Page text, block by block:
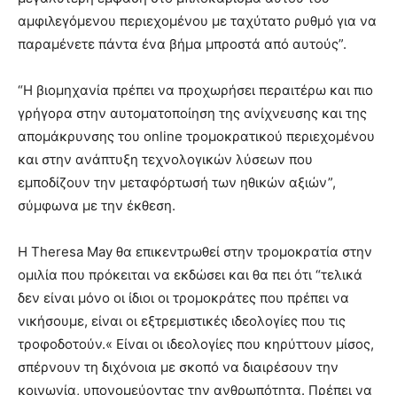
αμφιλεγόμενου περιεχομένου με ταχύτατο ρυθμό για να
παραμένετε πάντα ένα βήμα μπροστά από αυτούς”.
“Η βιομηχανία πρέπει να προχωρήσει περαιτέρω και πιο
γρήγορα στην αυτοματοποίηση της ανίχνευσης και της
απομάκρυνσης του online τρομοκρατικού περιεχομένου
και στην ανάπτυξη τεχνολογικών λύσεων που
εμποδίζουν την μεταφόρτωσή των ηθικών αξιών”,
σύμφωνα με την έκθεση.
Η Theresa May θα επικεντρωθεί στην τρομοκρατία στην
ομιλία που πρόκειται να εκδώσει και θα πει ότι “τελικά
δεν είναι μόνο οι ίδιοι οι τρομοκράτες που πρέπει να
νικήσουμε, είναι οι εξτρεμιστικές ιδεολογίες που τις
τροφοδοτούν.« Είναι οι ιδεολογίες που κηρύττουν μίσος,
σπέρνουν τη διχόνοια με σκοπό να διαιρέσουν την
κοινωνία, υπονομεύοντας την ανθρωπότητα. Πρέπει να